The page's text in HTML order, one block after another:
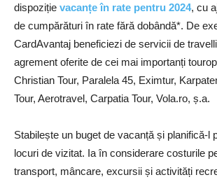
dispoziție vacanțe în rate pentru 2024, cu
de cumpărături în rate fără dobândă*. De
CardAvantaj beneficiezi de servicii de
agrement oferite de cei mai importanți
Christian Tour, Paralela 45, Eximtur,
Tour, Aerotravel, Carpatia Tour, Vola.ro, ș.a.
Stabilește un buget de vacanță și planifică-l
locuri de vizitat. Ia în considerare costurile
transport, mâncare, excursii și activități